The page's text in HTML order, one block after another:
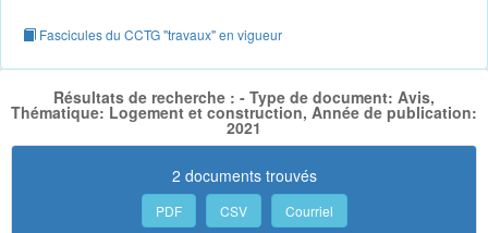
Fascicules du CCTG "travaux" en vigueur
Résultats de recherche : - Type de document: Avis,
Thématique: Logement et construction, Année de publication:
2021
2 documents trouvés
PDF CSV Courriel